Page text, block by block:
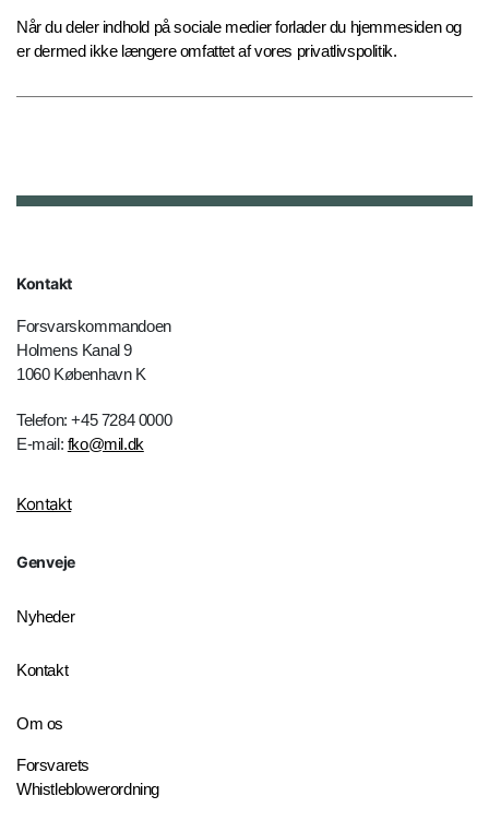
Når du deler indhold på sociale medier forlader du hjemmesiden og
er dermed ikke længere omfattet af vores privatlivspolitik.
Kontakt
Forsvarskommandoen
Holmens Kanal 9
1060 København K
Telefon: +45 7284 0000
E-mail: fko@mil.dk
Kontakt
Genveje
Nyheder
Kontakt
Om os
Forsvarets
Whistleblowerordning